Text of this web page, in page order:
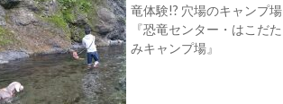
竜体験!? 穴場のキャンプ場
『恐竜センター・はこだた
みキャンプ場』